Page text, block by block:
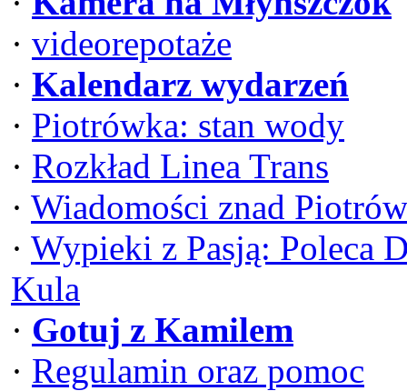
· videorepotaże
· Kalendarz wydarzeń
· Piotrówka: stan wody
· Rozkład Linea Trans
· Wiadomości znad
· Wypieki z Pasją: Poleca
Kula
· Gotuj z Kamilem
· Regulamin oraz pomoc